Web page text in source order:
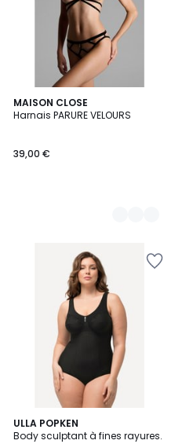
MAISON CLOSE
Harnais PARURE VELOURS
39,00 €
3
Couleurs
ULLA POPKEN
Body sculptant à fines rayures.
5
/
2
Couleurs